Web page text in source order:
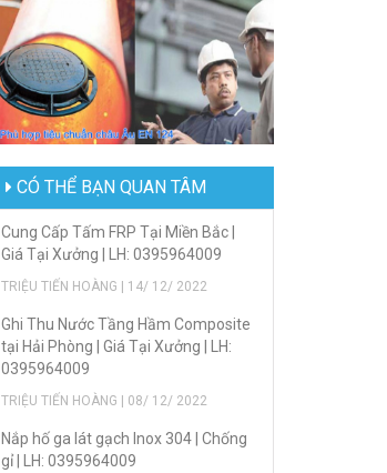
CÓ THỂ BẠN QUAN TÂM
Cung Cấp Tấm FRP Tại Miền Bắc |
Giá Tại Xưởng | LH: 0395964009
TRIỆU TIẾN HOÀNG | 14/ 12/ 2022
Ghi Thu Nước Tầng Hầm Composite
tại Hải Phòng | Giá Tại Xưởng | LH:
0395964009
TRIỆU TIẾN HOÀNG | 08/ 12/ 2022
Nắp hố ga lát gạch Inox 304 | Chống
gỉ | LH: 0395964009